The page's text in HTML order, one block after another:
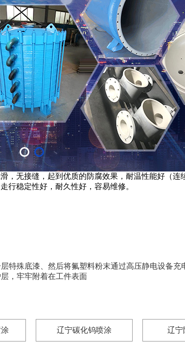
，无接缝，起到优质的防腐效果，耐温性能好（
行稳定性好，耐久性好，容易维修。
特殊底漆、然后将氟塑料粉末通过高压静电设备
，牢牢附着在工件表面
辽宁碳化钨喷涂 辽宁